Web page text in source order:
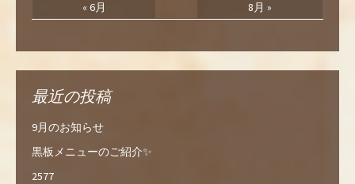
« 6月 8月 »
最近の投稿
9月のお知らせ
黒板メニューのご紹介✨
2577